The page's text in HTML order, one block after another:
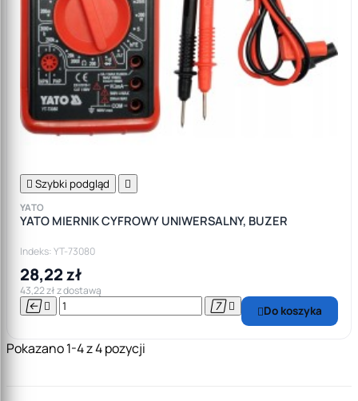
 Szybki podgląd 
YATO
YATO MIERNIK CYFROWY UNIWERSALNY, BUZER
Indeks: YT-73080
28,22 zł
43,22 zł z dostawą
    Do koszyka
Pokazano 1-4 z 4 pozycji